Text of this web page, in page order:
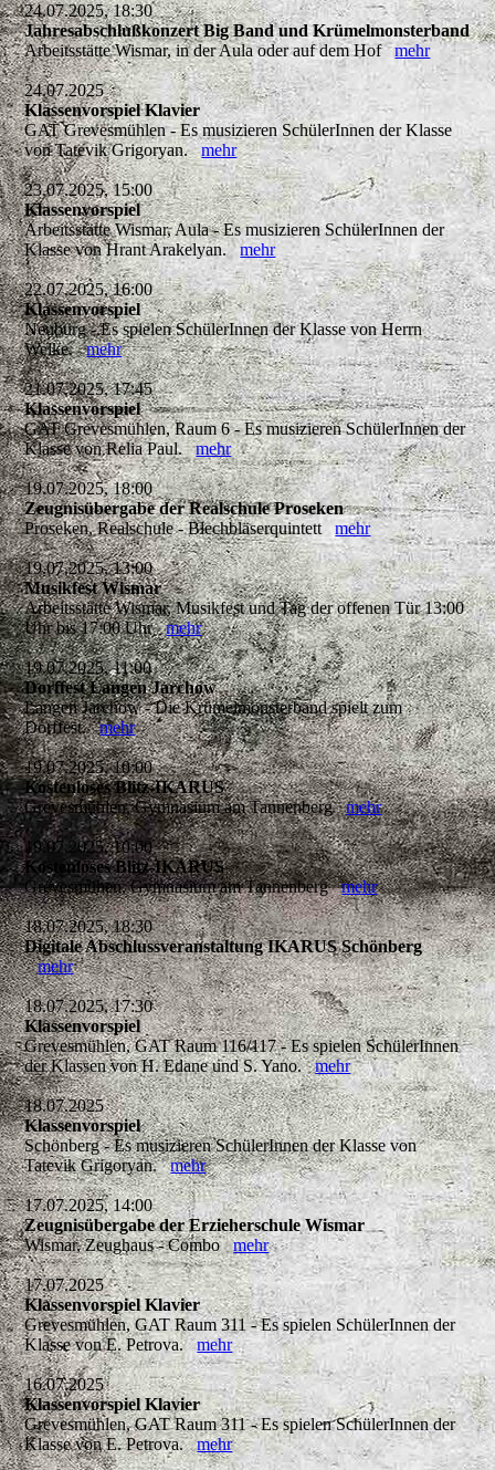
24.07.2025, 18:30
Jahresabschlußkonzert Big Band und Krümelmonsterband
Arbeitsstätte Wismar, in der Aula oder auf dem Hofmehr
24.07.2025
Klassenvorspiel Klavier
GAT Grevesmühlen - Es musizieren SchülerInnen der Klasse
von Tatevik Grigoryan.mehr
23.07.2025, 15:00
Klassenvorspiel
Arbeitsstätte Wismar, Aula - Es musizieren SchülerInnen der
Klasse von Hrant Arakelyan.mehr
22.07.2025, 16:00
Klassenvorspiel
Neuburg - Es spielen SchülerInnen der Klasse von Herrn
Welke.mehr
21.07.2025, 17:45
Klassenvorspiel
GAT Grevesmühlen, Raum 6 - Es musizieren SchülerInnen der
Klasse von Relia Paul.mehr
19.07.2025, 18:00
Zeugnisübergabe der Realschule Proseken
Proseken, Realschule - Blechbläserquintettmehr
19.07.2025, 13:00
Musikfest Wismar
Arbeitsstätte Wismar, Musikfest und Tag der offenen Tür 13:00
Uhr bis 17:00 Uhrmehr
19.07.2025, 11:00
Dorffest Langen Jarchow
Langen Jarchow - Die Krümelmonsterband spielt zum
Dorffest.mehr
19.07.2025, 10:00
Kostenloses Blitz-IKARUS
Grevesmühlen, Gymnasium am Tannenbergmehr
19.07.2025, 10:00
Kostenloses Blitz-IKARUS
Grevesmühen, Gymnasium am Tannenbergmehr
18.07.2025, 18:30
Digitale Abschlussveranstaltung IKARUS Schönberg
mehr
18.07.2025, 17:30
Klassenvorspiel
Grevesmühlen, GAT Raum 116/117 - Es spielen SchülerInnen
der Klassen von H. Edane und S. Yano.mehr
18.07.2025
Klassenvorspiel
Schönberg - Es musizieren SchülerInnen der Klasse von
Tatevik Grigoryan.mehr
17.07.2025, 14:00
Zeugnisübergabe der Erzieherschule Wismar
Wismar, Zeughaus - Combomehr
17.07.2025
Klassenvorspiel Klavier
Grevesmühlen, GAT Raum 311 - Es spielen SchülerInnen der
Klasse von E. Petrova.mehr
16.07.2025
Klassenvorspiel Klavier
Grevesmühlen, GAT Raum 311 - Es spielen SchülerInnen der
Klasse von E. Petrova.mehr